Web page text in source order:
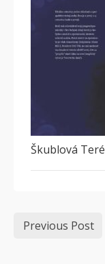
Škublová
Previous Post